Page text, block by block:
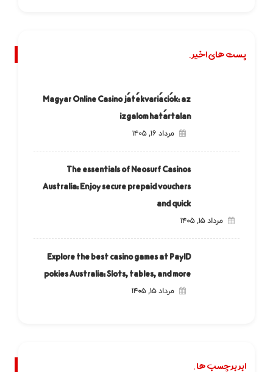
پست های اخیر.
Magyar Online Casino játékvariációk: az
izgalom határtalan
مرداد ۱۶, ۱۴۰۵
The essentials of Neosurf Casinos
Australia: Enjoy secure prepaid vouchers
and quick
مرداد ۱۵, ۱۴۰۵
Explore the best casino games at PayID
pokies Australia: Slots, tables, and more
مرداد ۱۵, ۱۴۰۵
ابر برچسب ها.